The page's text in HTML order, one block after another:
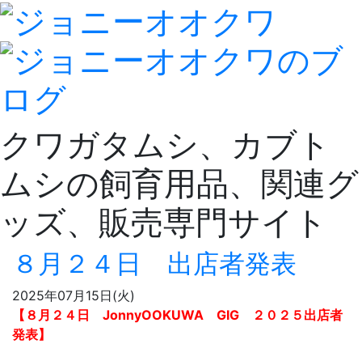
クワガタムシ、カブト
ムシの飼育用品、関連グ
ッズ、販売専門サイト
８月２４日 出店者発表
2025年07月15日(火)
【８月２４日 JonnyOOKUWA GIG ２０２５出店者
発表】